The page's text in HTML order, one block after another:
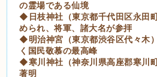
の霊場である仙境
◆日枝神社（東京都千代田区永田
められ、将軍、諸大名が参拝
◆明治神宮（東京都渋谷区代々木
く国民敬慕の最高峰
◆寒川神社（神奈川県高座郡寒川
著明